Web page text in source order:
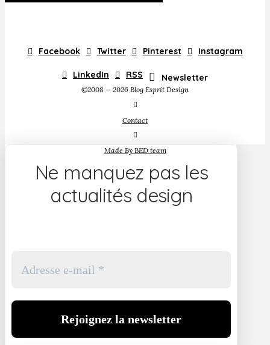
Facebook Twitter Pinterest Instagram
LinkedIn RSS Newsletter
©2008 — 2026 Blog Esprit Design
Contact
Made By BED team
Ne manquez pas les
actualités design